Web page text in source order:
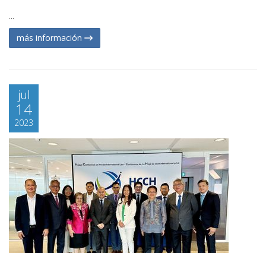
...
más información
jul
14
2023